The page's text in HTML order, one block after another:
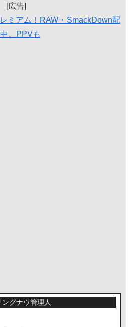
[広告]
ミアム！RAW・SmackDown配
、PPVも
ングナウ管理人